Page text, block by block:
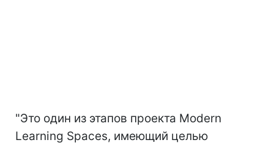
"Это один из этапов проекта Modern
Learning Spaces, имеющий целью